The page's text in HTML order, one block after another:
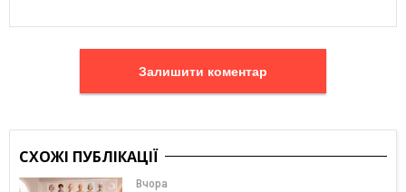
Залишити коментар
СХОЖІ ПУБЛІКАЦІЇ
Вчора